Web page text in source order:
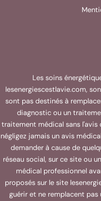
Les soins
lesenergiescestlavie.com,
sont pas destinés à
diagnostic ou un
traitement médical sans
négligez jamais un avis
demander à cause de
réseau social, sur ce site ou
médical professionnel
proposés sur le site
guérir et ne remplacent